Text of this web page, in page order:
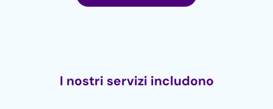
I nostri servizi includono